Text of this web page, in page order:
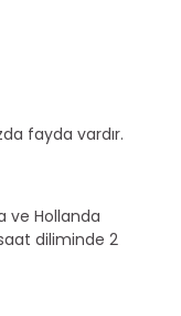
fayda vardır.
ve Hollanda
diliminde 2